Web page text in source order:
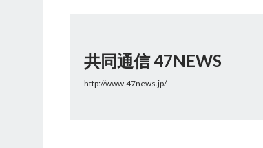
共同通信 47NEWS
http://www.47news.jp/